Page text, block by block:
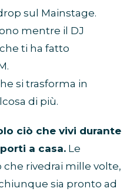
sul Mainstage.
mentre il DJ
ti ha fatto
si trasforma in
di più.
ciò che vivi durante
a casa. Le
che rivedrai mille volte,
sia pronto ad